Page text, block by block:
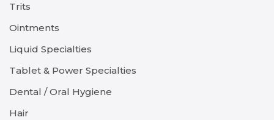
Trits
Ointments
Liquid Specialties
Tablet & Power Specialties
Dental / Oral Hygiene
Hair